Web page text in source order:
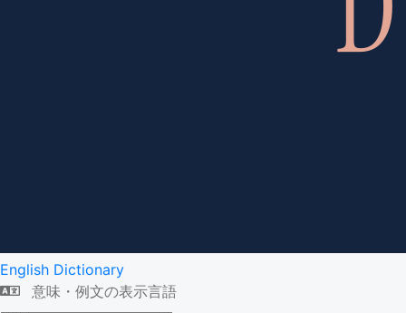
English Dictionary
意味・例文の表示言語